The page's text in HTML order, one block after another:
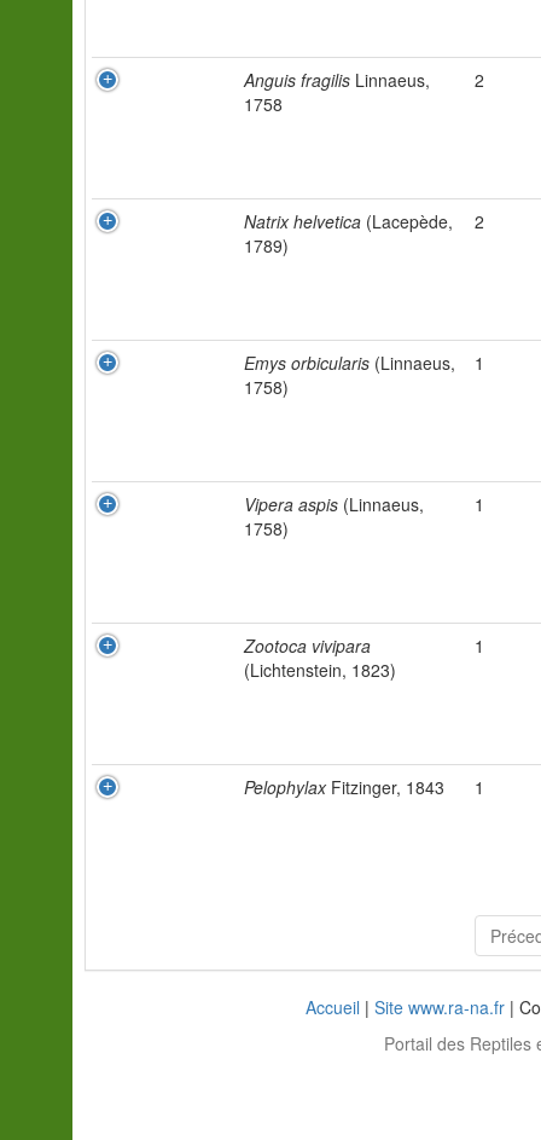
Anguis fragilis Linnaeus,
1758
2
Natrix helvetica (Lacepède,
1789)
2
Emys orbicularis (Linnaeus,
1758)
1
Vipera aspis (Linnaeus,
1758)
1
Zootoca vivipara
(Lichtenstein, 1823)
1
PelophylaxFitzinger, 1843 1
Accueil | Site www.ra-na.fr |
Portail des Reptiles